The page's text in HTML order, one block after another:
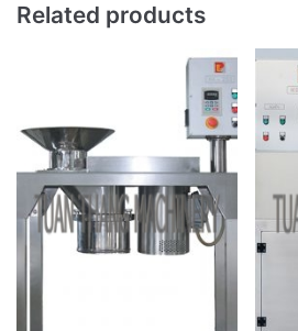
Related products